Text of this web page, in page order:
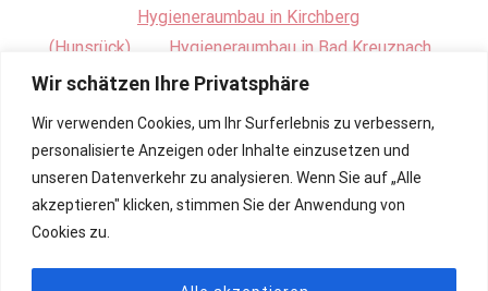
Wir schätzen Ihre Privatsphäre
Wir verwenden Cookies, um Ihr Surferlebnis zu verbessern,
personalisierte Anzeigen oder Inhalte einzusetzen und
unseren Datenverkehr zu analysieren. Wenn Sie auf „Alle
akzeptieren" klicken, stimmen Sie der Anwendung von
Cookies zu.
Hygieneraumbau in Kirchberg
(Hunsrück)
Hygieneraumbau in Bad Kreuznach